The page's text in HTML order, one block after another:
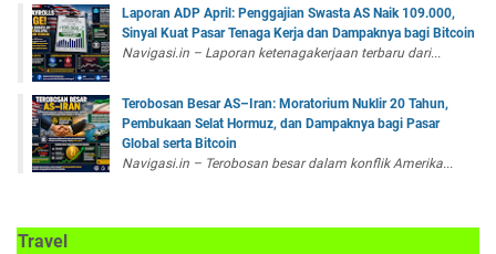
Laporan ADP April: Penggajian Swasta AS Naik 109.000,
Sinyal Kuat Pasar Tenaga Kerja dan Dampaknya bagi Bitcoin
Navigasi.in – Laporan ketenagakerjaan terbaru dari...
Terobosan Besar AS–Iran: Moratorium Nuklir 20 Tahun,
Pembukaan Selat Hormuz, dan Dampaknya bagi Pasar
Global serta Bitcoin
Navigasi.in – Terobosan besar dalam konflik Amerika...
Travel